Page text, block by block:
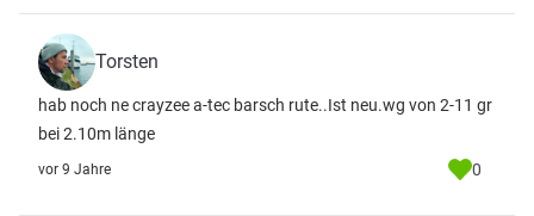
Torsten
hab noch ne crayzee a-tec barsch rute..Ist neu.wg von 2-11 gr
bei 2.10m länge
vor 9 Jahre 0